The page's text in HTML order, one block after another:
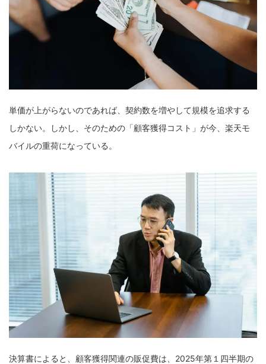
単価が上がらないのであれば、契約数を増やして規模を追求する
しかない。しかし、そのための「顧客獲得コスト」が今、楽天モ
バイルの重荷になっている。
決算書によると、顧客獲得関連の販促費は、2025年第１四半期の